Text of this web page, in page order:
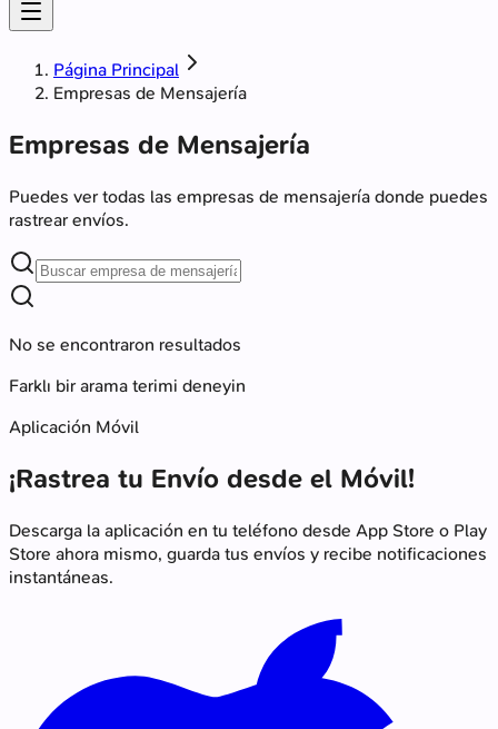
Página Principal
Empresas de Mensajería
Empresas de Mensajería
Puedes ver todas las empresas de mensajería donde puedes
rastrear envíos.
No se encontraron resultados
Farklı bir arama terimi deneyin
Aplicación Móvil
¡Rastrea tu Envío desde el Móvil!
Descarga la aplicación en tu teléfono desde App Store o Play
Store ahora mismo, guarda tus envíos y recibe notificaciones
instantáneas.